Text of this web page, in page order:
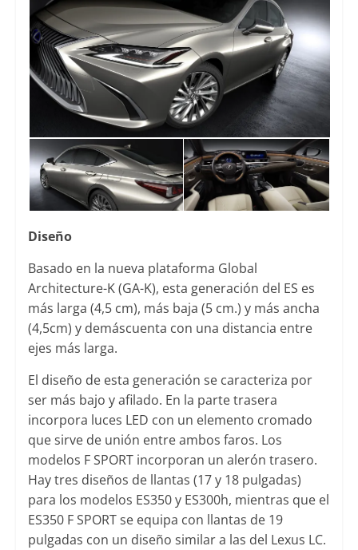
Diseño
Basado en la nueva plataforma Global
Architecture-K (GA-K), esta generación del ES es
más larga (4,5 cm), más baja (5 cm.) y más ancha
(4,5cm) y demáscuenta con una distancia entre
ejes más larga.
El diseño de esta generación se caracteriza por
ser más bajo y afilado. En la parte trasera
incorpora luces LED con un elemento cromado
que sirve de unión entre ambos faros. Los
modelos F SPORT incorporan un alerón trasero.
Hay tres diseños de llantas (17 y 18 pulgadas)
para los modelos ES350 y ES300h, mientras que el
ES350 F SPORT se equipa con llantas de 19
pulgadas con un diseño similar a las del Lexus LC.